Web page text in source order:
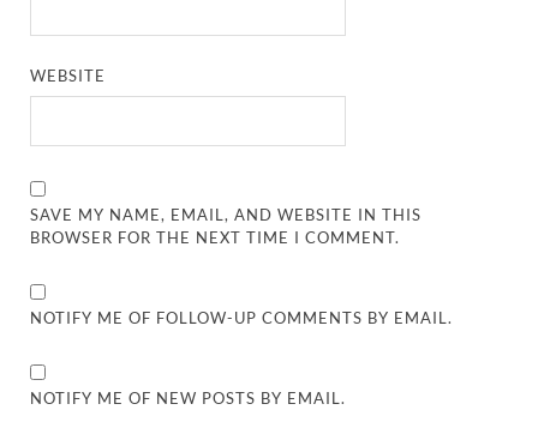
WEBSITE
SAVE MY NAME, EMAIL, AND WEBSITE IN THIS
BROWSER FOR THE NEXT TIME I COMMENT.
NOTIFY ME OF FOLLOW-UP COMMENTS BY EMAIL.
NOTIFY ME OF NEW POSTS BY EMAIL.